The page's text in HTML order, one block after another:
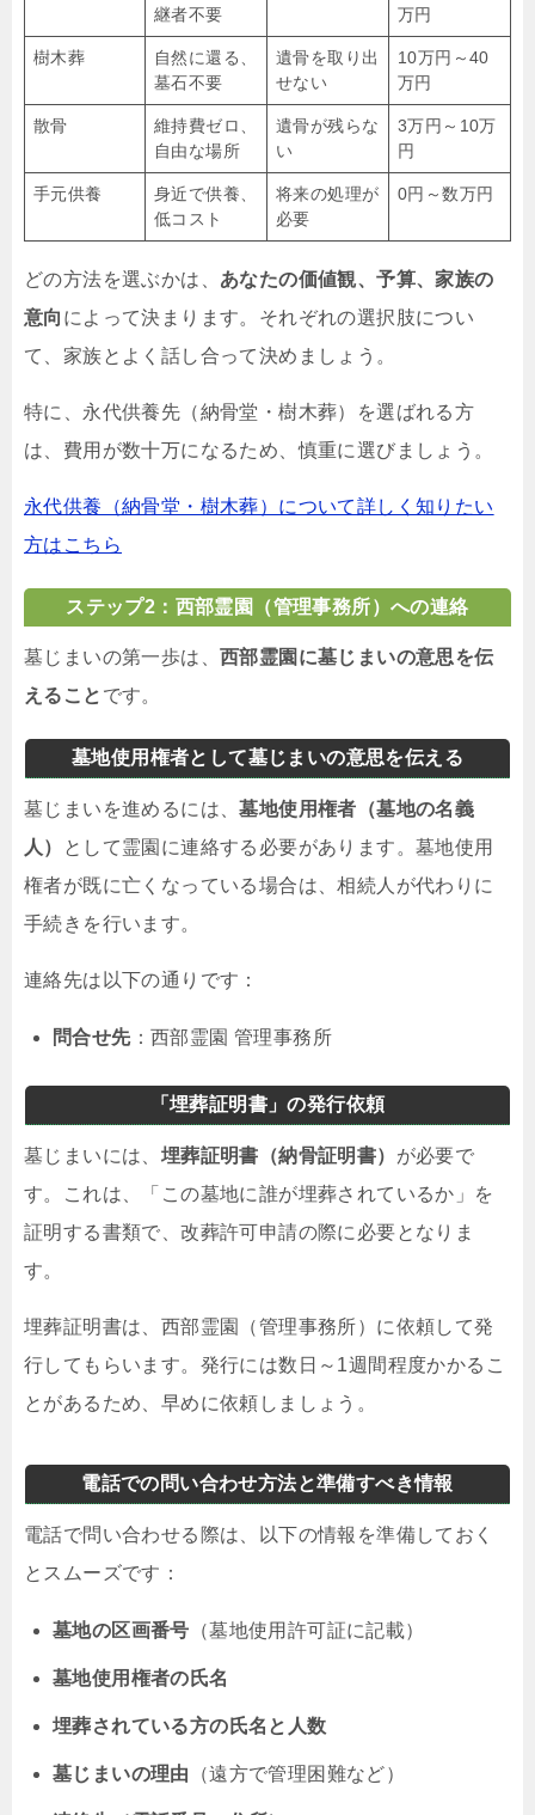
継者不要
万円
樹木葬
自然に還る、
墓石不要
遺骨を取り出
せない
10万円～40
万円
散骨
維持費ゼロ、
自由な場所
遺骨が残らな
い
3万円～10万
円
手元供養
身近で供養、
低コスト
将来の処理が
必要
0円～数万円
どの方法を選ぶかは、 あなたの価値観、予算、家族の
意向 によって決まります。それぞれの選択肢につい
て、家族とよく話し合って決めましょう。
特に、永代供養先（納骨堂・樹木葬）を選ばれる方
は、費用が数十万になるため、慎重に選びましょう。
永代供養（納骨堂・樹木葬）について詳しく知りたい
方はこちら
ステップ2：西部霊園（管理事務所）への連絡
墓じまいの第一歩は、 西部霊園に墓じまいの意思を伝
えること です。
墓地使用権者として墓じまいの意思を伝える
墓じまいを進めるには、墓地使用権者（墓地の名義
人）
として霊園に連絡する必要があります。墓地使用
権者が既に亡くなっている場合は、相続人が代わりに
手続きを行います。
連絡先は以下の通りです：
問合せ先：西部霊園 管理事務所
「埋葬証明書」の発行依頼
墓じまいには、 埋葬証明書（納骨証明書） が必要で
す。これは、「この墓地に誰が埋葬されているか」を
証明する書類で、改葬許可申請の際に必要となりま
す。
埋葬証明書は、西部霊園（管理事務所）に依頼して発
行してもらいます。発行には数日～1週間程度かかるこ
とがあるため、早めに依頼しましょう。
電話での問い合わせ方法と準備すべき情報
電話で問い合わせる際は、以下の情報を準備しておく
とスムーズです：
墓地の区画番号 （墓地使用許可証に記載）
墓地使用権者の氏名
埋葬されている方の氏名と人数
墓じまいの理由 （遠方で管理困難など）